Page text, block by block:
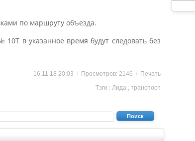
по маршруту объезда.
в указанное время будут следовать без
16.11.18 20:03 / Просмотров: 2146 / Печать
Тэги : Лида , транспорт
Поиск